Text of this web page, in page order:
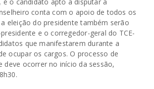
conta com o apoio de todos os
eleição do presidente também serão
e o corregedor-geral do TCE-
que manifestarem durante a
ocupar os cargos. O processo de
deve ocorrer no início da sessão,